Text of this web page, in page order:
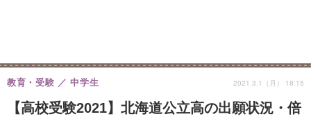
【高校受験2021】北海道公立高の出願状況・倍
教育・受験 中学生 2021.3.1（月） 18:15